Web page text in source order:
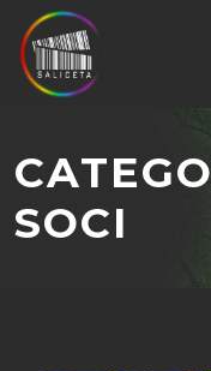
Skip
content
SOCI